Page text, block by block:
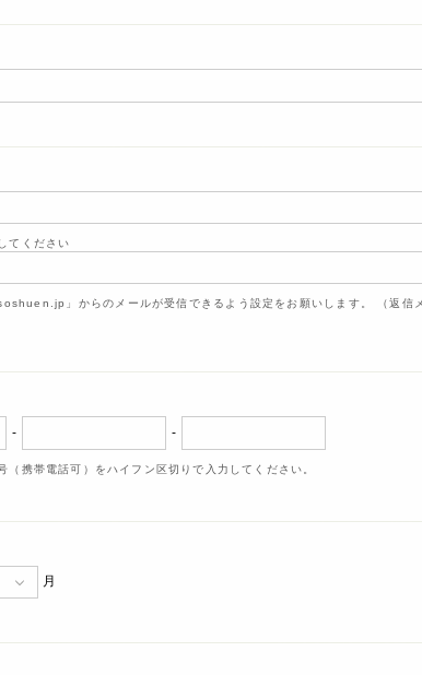
てください
」からのメールが受信できるよう設定をお願いします。 （返信
- -
（携帯電話可）をハイフン区切りで入力してください。
月